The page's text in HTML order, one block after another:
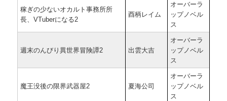
稼ぎの少ないオカルト事務所所
長、VTuberになる2
酉柄レイム
オーバーラ
ップノベル
ス
週末のんびり異世界冒険譚2 出雲大吉
オーバーラ
ップノベル
ス
魔王没後の限界武器屋2 夏海公司
オーバーラ
ップノベル
ス